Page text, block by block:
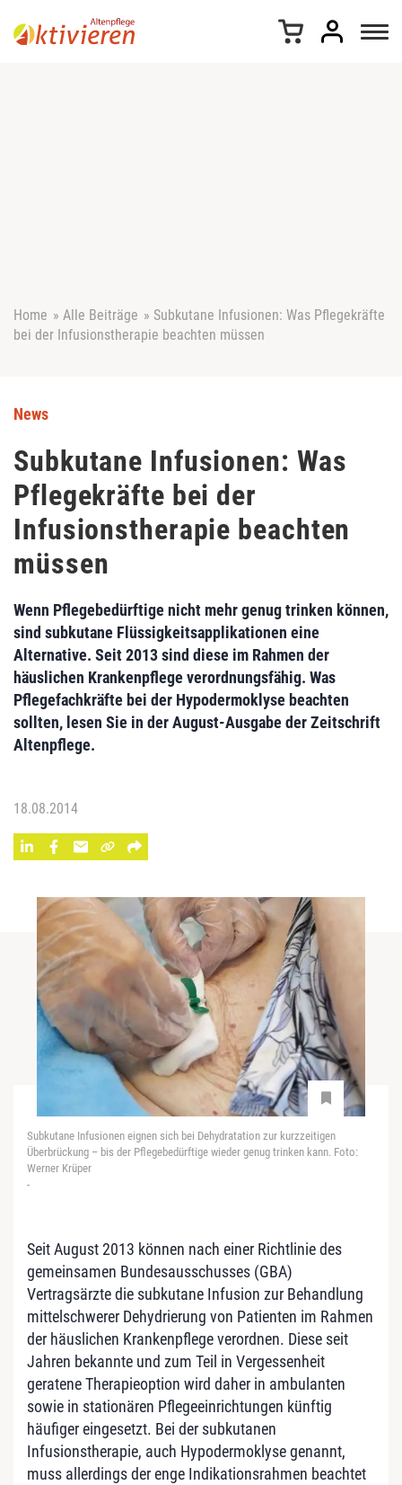
Home » Alle Beiträge » Subkutane Infusionen: Was Pflegekräfte
bei der Infusionstherapie beachten müssen
News
Subkutane Infusionen: Was
Pflegekräfte bei der
Infusionstherapie beachten
müssen
Wenn Pflegebedürftige nicht mehr genug trinken können,
sind subkutane Flüssigkeitsapplikationen eine
Alternative. Seit 2013 sind diese im Rahmen der
häuslichen Krankenpflege verordnungsfähig. Was
Pflegefachkräfte bei der Hypodermoklyse beachten
sollten, lesen Sie in der August-Ausgabe der Zeitschrift
Altenpflege.
18.08.2014
Subkutane Infusionen eignen sich bei Dehydratation zur kurzzeitigen
Überbrückung – bis der Pflegebedürftige wieder genug trinken kann. Foto:
Werner Krüper
-
Seit August 2013 können nach einer Richtlinie des
gemeinsamen Bundesausschusses (GBA)
Vertragsärzte die subkutane Infusion zur Behandlung
mittelschwerer Dehydrierung von Patienten im Rahmen
der häuslichen Krankenpflege verordnen. Diese seit
Jahren bekannte und zum Teil in Vergessenheit
geratene Therapieoption wird daher in ambulanten
sowie in stationären Pflegeeinrichtungen künftig
häufiger eingesetzt. Bei der subkutanen
Infusionstherapie, auch Hypodermoklyse genannt,
muss allerdings der enge Indikationsrahmen beachtet